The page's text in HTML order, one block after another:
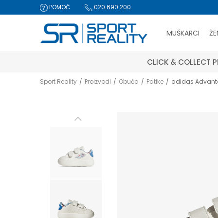
POMOĆ 020 690 200
MUŠKARCI
CLICK &
Sport Reality Proizvodi Obuća Patike adidas